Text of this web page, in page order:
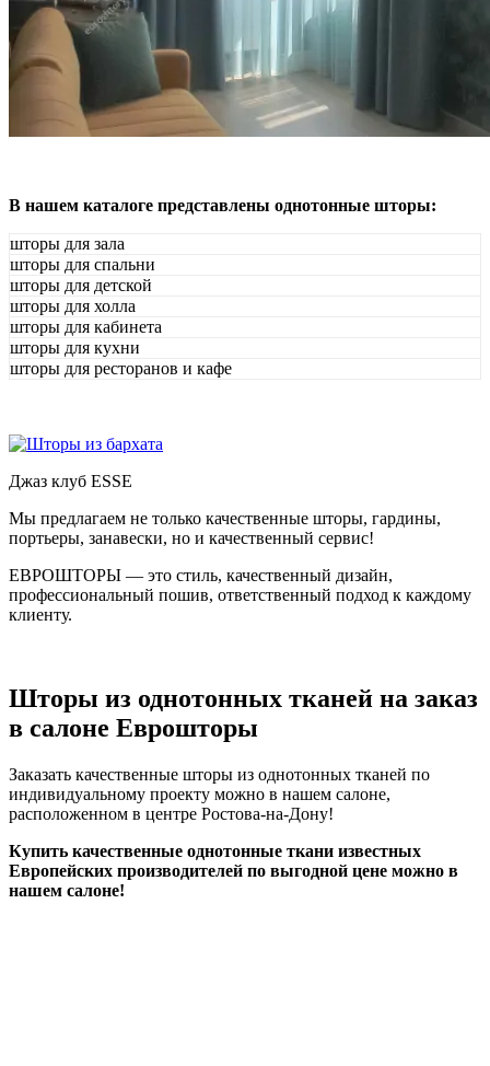
В нашем каталоге представлены однотонные шторы:
шторы для зала
шторы для спальни
шторы для детской
шторы для холла
шторы для кабинета
шторы для кухни
шторы для ресторанов и кафе
Джаз клуб ESSE
Мы предлагаем не только качественные шторы, гардины,
портьеры, занавески, но и качественный сервис!
ЕВРОШТОРЫ — это стиль, качественный дизайн,
профессиональный пошив, ответственный подход к каждому
клиенту.
Шторы из однотонных тканей на заказ
в салоне Еврошторы
Заказать качественные шторы из однотонных тканей по
индивидуальному проекту можно в нашем салоне,
расположенном в центре Ростова-на-Дону!
Купить качественные однотонные ткани известных
Европейских производителей по выгодной цене можно в
нашем салоне!